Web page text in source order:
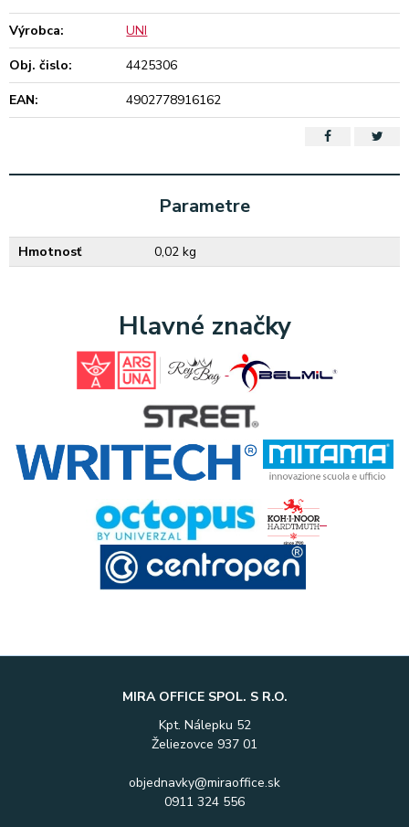
Výrobca:
UNI
Obj. čislo:
4425306
EAN:
4902778916162
Parametre
Hmotnosť 0,02 kg
Hlavné značky
MIRA OFFICE SPOL. S R.O.
Kpt. Nálepku 52
Želiezovce 937 01
objednavky@miraoffice.sk
0911 324 556